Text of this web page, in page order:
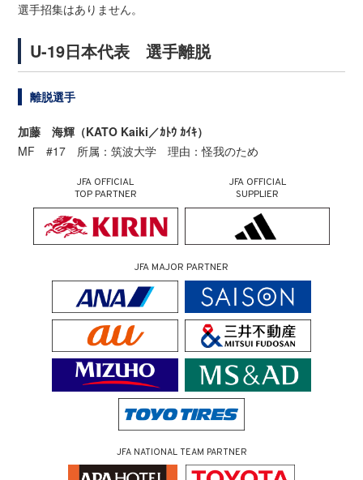
選手招集はありません。
U-19日本代表 選手離脱
離脱選手
加藤 海輝（KATO Kaiki／ｶﾄｳ ｶｲｷ）
MF #17 所属：筑波大学 理由：怪我のため
JFA OFFICIAL
TOP PARTNER
JFA OFFICIAL
SUPPLIER
JFA MAJOR PARTNER
JFA NATIONAL TEAM PARTNER